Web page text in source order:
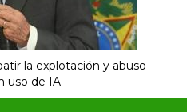
la explotación y abuso
uso de IA